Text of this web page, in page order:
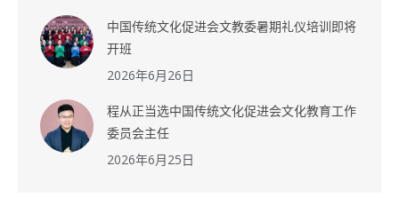
中国传统文化促进会文教委暑期礼仪培训即将
开班
2026年6月26日
程从正当选中国传统文化促进会文化教育工作
委员会主任
2026年6月25日